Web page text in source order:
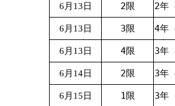
6月13日 2限 2年
6月13日 3限 4年
6月13日 4限 3年
6月14日 2限 3年
6月15日 1限 3年